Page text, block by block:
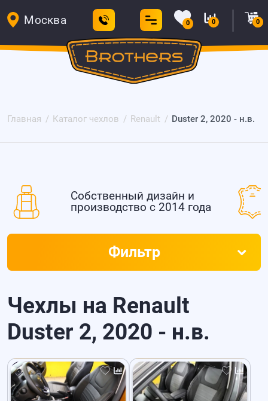
Москва 0 0 0
Главная Каталог чехлов Renault Duster 2, 2020 - н.в.
Собственный дизайн и
производство с 2014 года
Чехлы на Renault
Duster 2, 2020 - н.в.
Фильтр